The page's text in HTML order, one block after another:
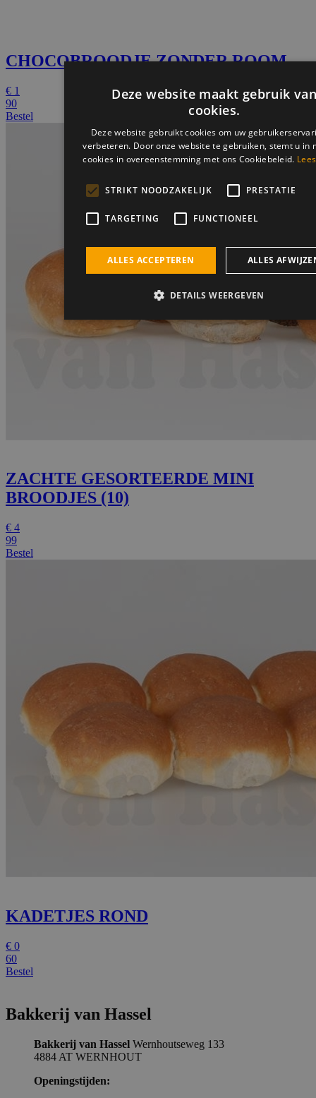
CHOCOBROODJE ZONDER ROOM
€ 1
90
Bestel
ZACHTE GESORTEERDE MINI
BROODJES (10)
€ 4
99
Bestel
KADETJES ROND
€ 0
60
Bestel
Bakkerij van Hassel
Bakkerij van Hassel Wernhoutseweg 133
4884 AT WERNHOUT
Openingstijden: